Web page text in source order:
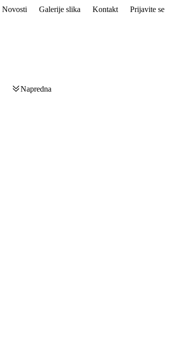
Novosti Galerije slika Kontakt Prijavite se
Napredna